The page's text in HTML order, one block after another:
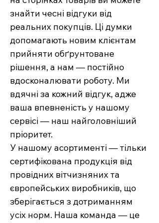
знайти чесні відгуки від
реальних покупців. Ці думки
допомагають новим клієнтам
прийняти обґрунтоване
рішення, а нам — постійно
вдосконалювати роботу. Ми
вдячні за кожний відгук, адже
ваша впевненість у нашому
сервісі — наш найголовніший
пріоритет.
У нашому асортименті — тільки
сертифікована продукція від
провідних вітчизняних та
європейських виробників, що
зберігається з дотриманням
усіх норм. Наша команда — це